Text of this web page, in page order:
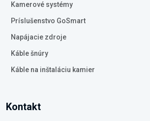
Kamerové systémy
Príslušenstvo GoSmart
Napájacie zdroje
Káble šnúry
Káble na inštaláciu kamier
Kontakt